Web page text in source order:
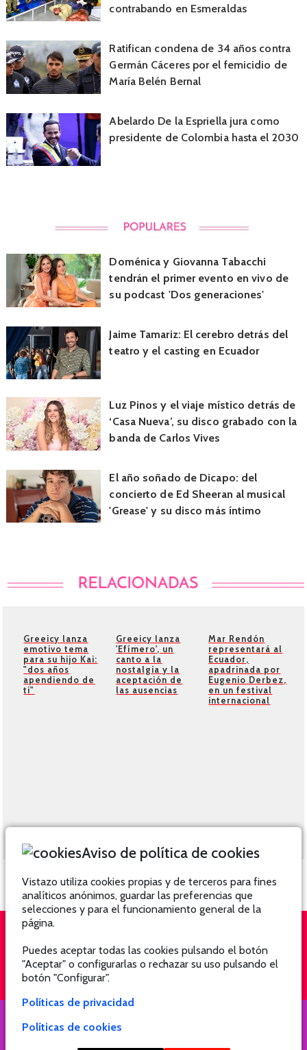
contrabando en Esmeraldas
Ratifican condena de 34 años contra
Germán Cáceres por el femicidio de
María Belén Bernal
Abelardo De la Espriella jura como
presidente de Colombia hasta el 2030
Doménica y Giovanna Tabacchi
tendrán el primer evento en vivo de
su podcast 'Dos generaciones'
Jaime Tamariz: El cerebro detrás del
teatro y el casting en Ecuador
Luz Pinos y el viaje místico detrás de
‘Casa Nueva’, su disco grabado con la
banda de Carlos Vives
El año soñado de Dicapo: del
concierto de Ed Sheeran al musical
'Grease' y su disco más íntimo
Greeicy lanza
emotivo tema
para su hijo Kai:
"dos años
apendiendo de
ti"
Greeicy lanza
'Efímero', un
canto a la
nostalgia y la
aceptación de
las ausencias
Mar Rendón
representará al
Ecuador,
apadrinada por
Eugenio Derbez,
en un festival
internacional
QUIÉNES SOMOS SUSCRÍBETE
Aviso de política de cookies
Vistazo utiliza cookies propias y de terceros para fines
analíticos anónimos, guardar las preferencias que
selecciones y para el funcionamiento general de la
página.
Puedes aceptar todas las cookies pulsando el botón
"Aceptar" o configurarlas o rechazar su uso pulsando el
botón "Configurar".
Políticas de privacidad
Políticas de cookies